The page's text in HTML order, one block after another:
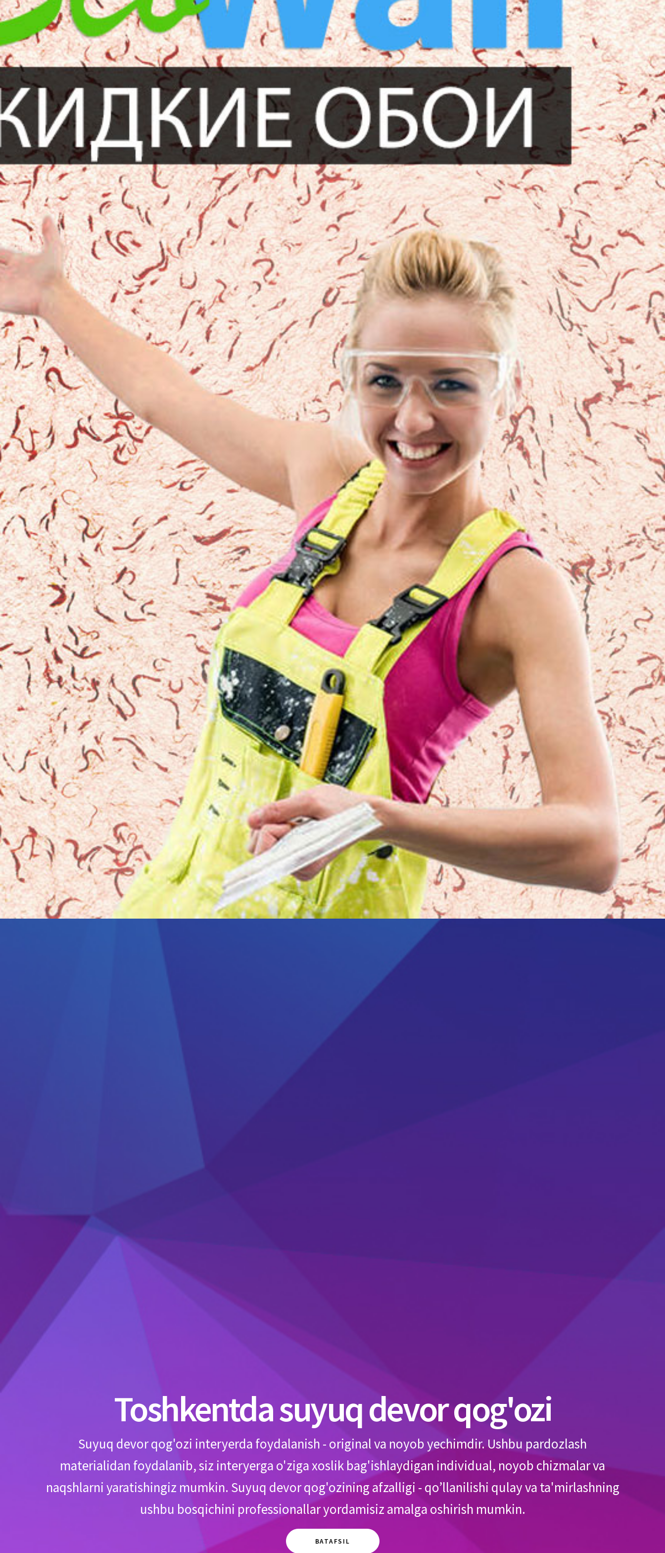
Toshkentda suyuq devor qog'ozi
Suyuq devor qog'ozi interyerda foydalanish - original va noyob yechimdir. Ushbu pardozlash
materialidan foydalanib, siz interyerga o'ziga xoslik bag'ishlaydigan individual, noyob chizmalar va
naqshlarni yaratishingiz mumkin. Suyuq devor qog'ozining afzalligi - qo’llanilishi qulay va ta'mirlashning
ushbu bosqichini professionallar yordamisiz amalga oshirish mumkin.
BATAFSIL